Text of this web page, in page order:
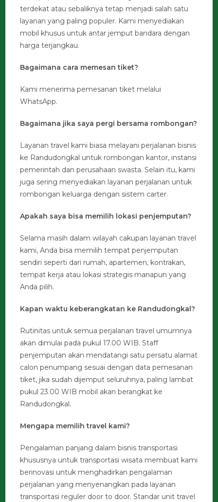
terdekat atau sebaliknya tetap menjadi salah satu
layanan yang paling populer. Kami menyediakan
mobil khusus untuk antar jemput bandara dengan
harga terjangkau.
Bagaimana cara memesan tiket?
Kami menerima pemesanan tiket melalui
WhatsApp.
Bagaimana jika saya pergi bersama rombongan?
Layanan travel kami biasa melayani perjalanan bisnis
ke Randudongkal untuk rombongan kantor, instansi
pemerintah dan perusahaan swasta. Selain itu, kami
juga sering menyediakan layanan perjalanan untuk
rombongan keluarga dengan sistem carter.
Apakah saya bisa memilih lokasi penjemputan?
Selama masih dalam wilayah cakupan layanan travel
kami, Anda bisa memilih tempat penjemputan
sendiri seperti dari rumah, apartemen, kontrakan,
tempat kerja atau lokasi strategis manapun yang
Anda pilih.
Kapan waktu keberangkatan ke Randudongkal?
Rutinitas untuk semua perjalanan travel umumnya
akan dimulai pada pukul 17.00 WIB. Staff
penjemputan akan mendatangi satu persatu alamat
calon penumpang sesuai dengan data pemesanan
tiket, jika sudah dijemput seluruhnya, paling lambat
pukul 23.00 WIB mobil akan berangkat ke
Randudongkal.
Mengapa memilih travel kami?
Pengalaman panjang dalam bisnis transportasi
khususnya untuk transportasi wisata membuat kami
berinovasi untuk menghadirkan pengalaman
perjalanan yang menyenangkan pada layanan
transportasi reguler door to door. Standar unit travel